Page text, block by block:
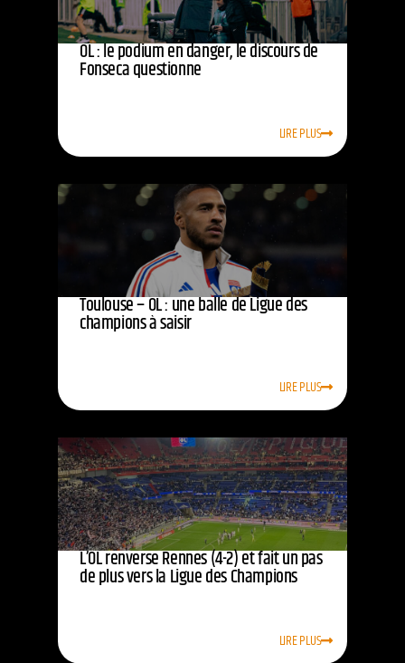
OL : le podium en danger, le discours de
Fonseca questionne
LIRE PLUS
Toulouse – OL : une balle de Ligue des
champions à saisir
LIRE PLUS
L’OL renverse Rennes (4-2) et fait un pas
de plus vers la Ligue des Champions
LIRE PLUS